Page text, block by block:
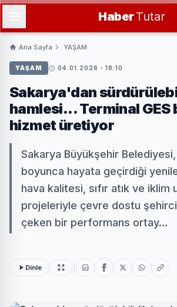
HaberTutar
Ana Sayfa YAŞAM
YAŞAM 04.01.2026 - 18:10
Sakarya'dan
hamlesi... Terminal GES
hizmet üretiyor
Sakarya Büyükşehir Belediyesi,
boyunca hayata geçirdiği
hava kalitesi, sıfır atık ve iklim
projeleriyle çevre dostu
çeken bir performans ortay...
Dinle